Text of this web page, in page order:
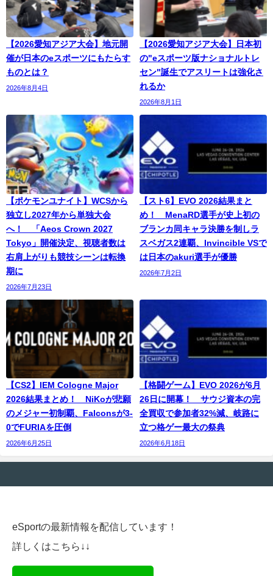
【2026愛知アジア大会】地元開
催が日本のeスポーツにもたらす
ものとは？
2026年8月4日
【2026愛知アジア大会】日本初
の"eスポーツ版ナショナルトレ
セン"誕生でアスリートは強化さ
れるか
2026年8月1日
【ポケモンユナイト】WCSから
独立し2027年から単独大会
へ！ 「Aeos Crown 2027
Tokyo」開催決定、視聴者数は
右肩上がりも競技シーンは転換
期に
2026年7月23日
【スト6】EVO 2026結果まと
め！ MenaRD選手が史上初の
ブランカ同キャラ決勝を制しラ
スベガス2連覇、Invincible VSで
は日本のakuri選手が優勝
2026年7月2日
【CS2】IEM Cologne Major
2026結果まとめ！ NiKoが悲願
のメジャー初制覇、Falconsが3-
0でFURIAを圧倒
2026年6月25日
【格闘ゲーム】EVO 2026が6月
26日に開幕！ サウジ資本の完
全買収で参加者32%減、岐路に
立つ格ゲー最大の祭典
2026年6月18日
eSportの最新情報を配信しています！
詳しくはこちら↓↓